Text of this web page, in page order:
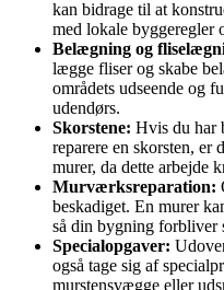
kan bidrage til at
med lokale byggeregler
Belægning og
lægge fliser og skabe
områdets udseende og
udendørs.
Skorstene: Hvis du har
reparere en skorsten, er
murer, da dette arbejde
Murværksreparation:
beskadiget. En murer
så din bygning forbliver
Specialopgaver:
også tage sig af
murstensvægge eller